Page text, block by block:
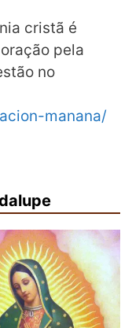
cristã é
pela
no
manana/